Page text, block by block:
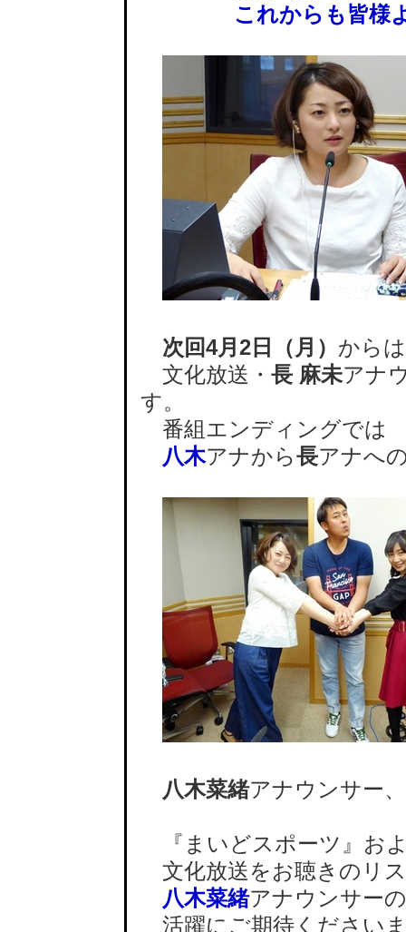
これからも皆様よろ
次回4月2日（月） からは
文化放送・ 長 麻未アナ
す。
番組エンディングでは
八木アナから長アナへ
八木菜緒アナウンサー
『まいどスポーツ』お
文化放送をお聴きのリ
八木菜緒アナウンサー
活躍にご期待ください